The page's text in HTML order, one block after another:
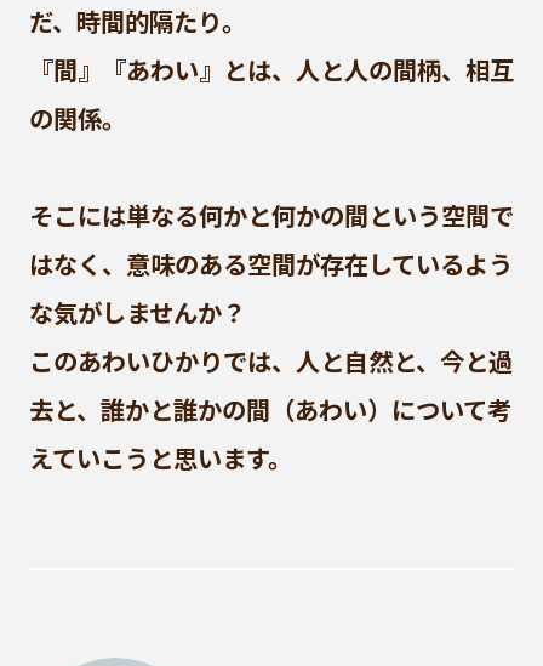
だ、時間的隔たり。
『間』『あわい』とは、人と人の間柄、相互
の関係。
そこには単なる何かと何かの間という空間で
はなく、意味のある空間が存在しているよう
な気がしませんか？
このあわいひかりでは、人と自然と、今と過
去と、誰かと誰かの間（あわい）について考
えていこうと思います。